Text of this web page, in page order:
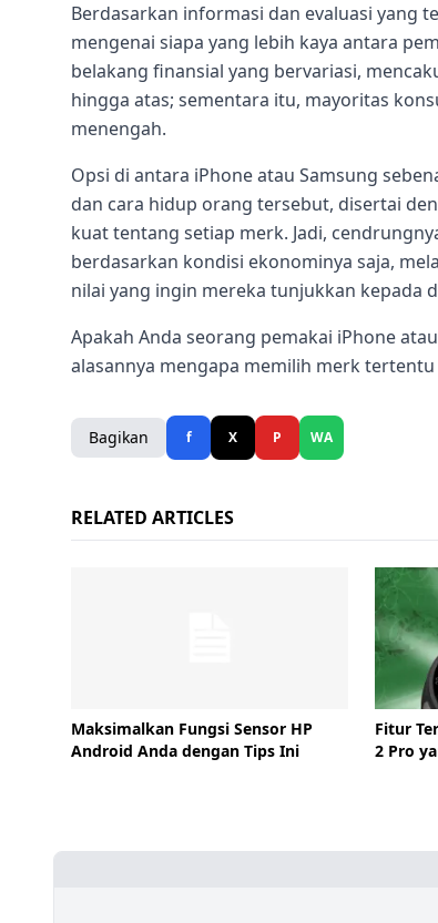
Berdasarkan informasi dan evaluasi yang
mengenai siapa yang lebih kaya antara
belakang finansial yang bervariasi,
hingga atas; sementara itu, mayoritas
menengah.
Opsi di antara iPhone atau Samsung
dan cara hidup orang tersebut, disertai
kuat tentang setiap merk. Jadi,
berdasarkan kondisi ekonominya saja,
nilai yang ingin mereka tunjukkan kepada
Apakah Anda seorang pemakai iPhone
alasannya mengapa memilih merk tertentu
Bagikan f X P WA
RELATED ARTICLES
Maksimalkan Fungsi Sensor HP
Android Anda dengan Tips Ini
Fitur
2 Pro